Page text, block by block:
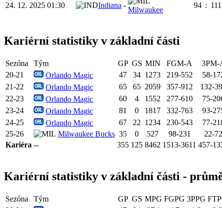
24. 12. 2025 01:30 Indiana -
Milwaukee
94 : 111
Kariérní statistiky v základní části
Sezóna Tým GP GS MIN FGM-A
3PM-
20-21
Orlando Magic 47 34 1273 219-552
58-
21-22
Orlando Magic 65 65 2059 357-912
132-
22-23
Orlando Magic 60 4 1552 277-610
75-
23-24
Orlando Magic 81 0 1817 332-763
93-
24-25
Orlando Magic 67 22 1234 230-543
77-
25-26
Milwaukee Bucks 35 0 527 98-231
22-72
Kariéra -- 355 125 8462 1513-3611 457-
Kariérní statistiky v základní části -
Sezóna Tým GP GS MPG FGPG 3PPG